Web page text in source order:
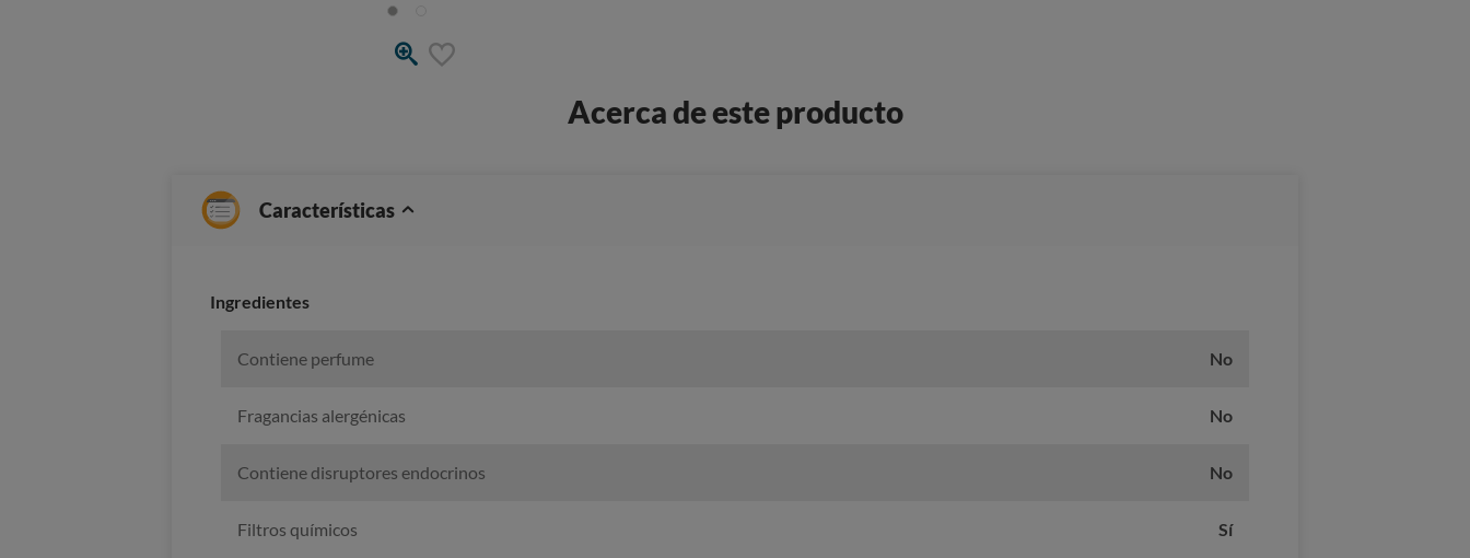
Acerca de este producto
Características
Ingredientes
Contiene perfume No
Fragancias alergénicas No
Contiene disruptores endocrinos No
Filtros químicos Sí